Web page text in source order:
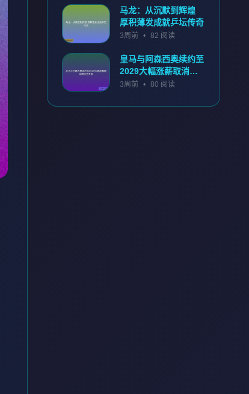
马龙：从沉默到辉煌
厚积薄发成就乒坛传奇
3周前 • 82 阅读
皇马与阿森西奥续约至
2029大幅涨薪取消解
约金条款
3周前 • 80 阅读